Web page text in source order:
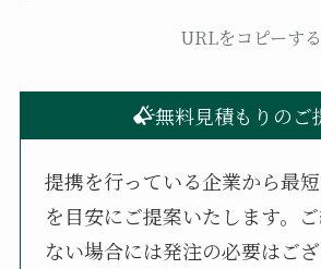
URLをコピーする
無料見積もりのご
提携を行っている企業から最
を目安にご提案いたします。
ない場合には発注の必要はご